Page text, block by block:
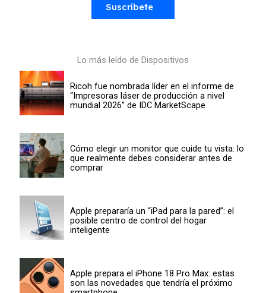
Suscríbete
Lo más leído de Dispositivos
Ricoh fue nombrada líder en el informe de
“Impresoras láser de producción a nivel
mundial 2026” de IDC MarketScape
Cómo elegir un monitor que cuide tu vista: lo
que realmente debes considerar antes de
comprar
Apple prepararía un “iPad para la pared”: el
posible centro de control del hogar
inteligente
Apple prepara el iPhone 18 Pro Max: estas
son las novedades que tendría el próximo